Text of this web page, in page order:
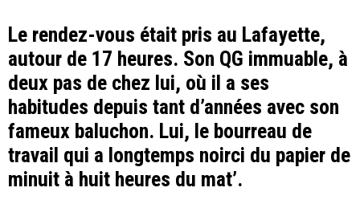
Le rendez-vous était pris au Lafayette,
autour de 17 heures. Son QG immuable, à
deux pas de chez lui, où il a ses
habitudes depuis tant d’années avec son
fameux baluchon. Lui, le bourreau de
travail qui a longtemps noirci du papier de
minuit à huit heures du mat’.